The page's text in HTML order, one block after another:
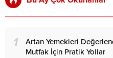
1
Artan Yemekleri
Mutfak İçin Pratik Yollar